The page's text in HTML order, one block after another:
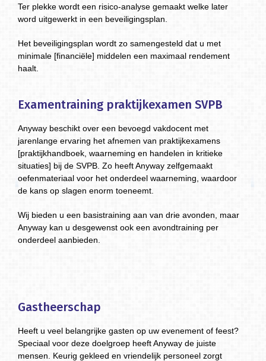
Ter plekke wordt een risico-analyse gemaakt welke later
word uitgewerkt in een beveiligingsplan.
Het beveiligingsplan wordt zo samengesteld dat u met
minimale [financiële] middelen een maximaal rendement
haalt.
Examentraining praktijkexamen SVPB
Anyway beschikt over een bevoegd vakdocent met
jarenlange ervaring het afnemen van praktijkexamens
[praktijkhandboek, waarneming en handelen in kritieke
situaties] bij de SVPB. Zo heeft Anyway zelfgemaakt
oefenmateriaal voor het onderdeel waarneming, waardoor
de kans op slagen enorm toeneemt.
Wij bieden u een basistraining aan van drie avonden, maar
Anyway kan u desgewenst ook een avondtraining per
onderdeel aanbieden.
Gastheerschap
Heeft u veel belangrijke gasten op uw evenement of feest?
Speciaal voor deze doelgroep heeft Anyway de juiste
mensen. Keurig gekleed en vriendelijk personeel zorgt